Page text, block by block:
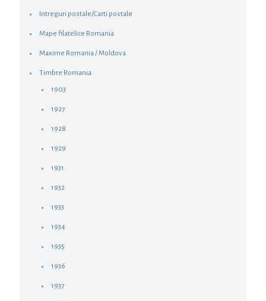
Intreguri postale/Carti postale
Mape filatelice Romania
Maxime Romania / Moldova
Timbre Romania
1903
1927
1928
1929
1931
1932
1933
1934
1935
1936
1937